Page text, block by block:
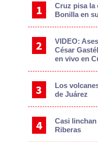
Cruz pisa la
Bonilla en
VIDEO:
César
en vivo en
Los
de Juárez
Casi
Riberas